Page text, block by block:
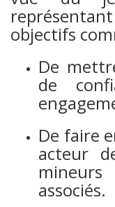
objectifs
De
de
De faire
acteur
associés.